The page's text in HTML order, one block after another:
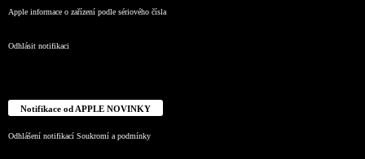
Apple informace o zařízení podle sériového čísla
Odhlásit notifikaci
Notifikace od APPLE NOVINKY
Odhlášení notifikací Soukromí a podmínky